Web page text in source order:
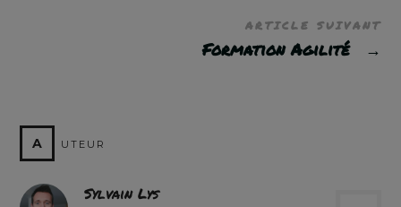
ARTICLE SUIVANT
Formation Agilité →
A UTEUR
Sylvain Lys